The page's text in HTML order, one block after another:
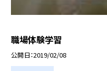
職場体験学習
公開日 2019/02/08